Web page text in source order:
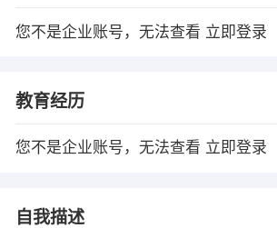
您不是企业账号，无法查看 立即登录
教育经历
您不是企业账号，无法查看 立即登录
自我描述